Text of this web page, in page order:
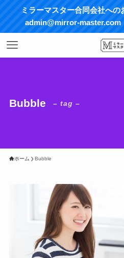
ミラーマスター合同会社へ
admin@mirror-master.com
Bubble – tag –
ホーム Bubble